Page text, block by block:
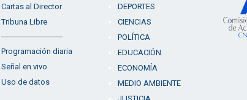
Cartas al Director
Tribuna Libre
Programación diaria
Señal en vivo
Uso de datos
DEPORTES
CIENCIAS
POLÍTICA
EDUCACIÓN
ECONOMÍA
MEDIO AMBIENTE